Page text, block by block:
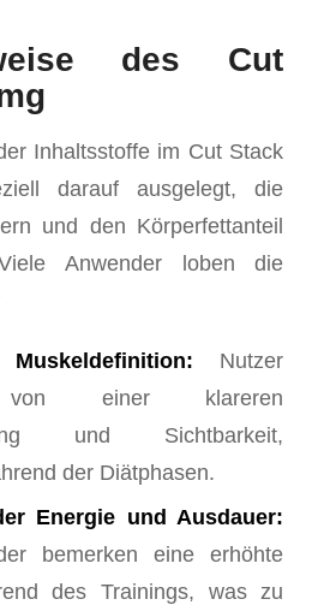
des Cut
Inhaltsstoffe im Cut Stack
darauf ausgelegt, die
und den Körperfettanteil
Anwender loben die
Muskeldefinition: Nutzer
von einer klareren
und Sichtbarkeit,
der Diätphasen.
Energie und Ausdauer:
bemerken eine erhöhte
des Trainings, was zu